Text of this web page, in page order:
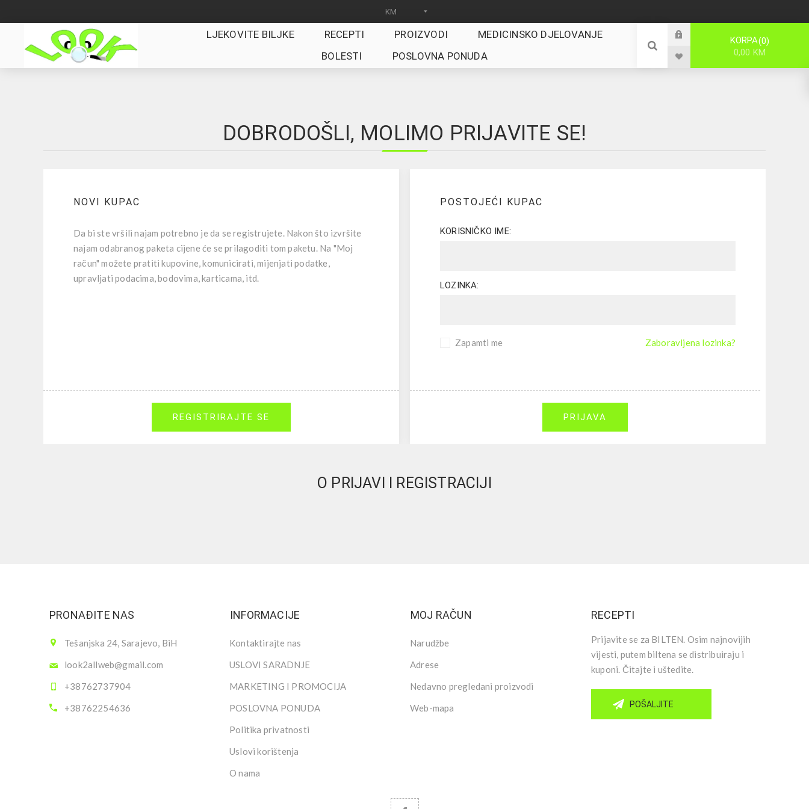
LJEKOVITE BILJKE RECEPTI PROIZVODI
MEDICINSKO DJELOVANJE
BOLESTI
POSLOVNA PONUDA
KORPA 0
0,00 KM
DOBRODOŠLI, MOLIMO PRIJAVITE SE!
NOVI KUPAC
Da bi ste vršili najam potrebno je da se registrujete. Nakon što izvršite
najam odabranog paketa cijene će se prilagoditi tom paketu. Na "Moj
račun" možete pratiti kupovine, komunicirati, mijenjati podatke,
upravljati podacima, bodovima, karticama, itd.
REGISTRIRAJTE SE
POSTOJEĆI KUPAC
KORISNIČKO IME:
LOZINKA:
Zapamti me Zaboravljena lozinka?
PRIJAVA
O PRIJAVI I REGISTRACIJI
PRONAĐITE NAS
Tešanjska 24, Sarajevo, BiH
look2allweb@gmail.com
+38762737904
+38762254636
INFORMACIJE
Kontaktirajte nas
USLOVI SARADNJE
MARKETING I PROMOCIJA
POSLOVNA PONUDA
Politika privatnosti
Uslovi korištenja
O nama
MOJ RAČUN
Narudžbe
Adrese
Nedavno pregledani proizvodi
Web-mapa
RECEPTI
Prijavite se za BILTEN. Osim najnovijih
vijesti, putem biltena se distribuiraju i
kuponi. Čitajte i uštedite.
POŠALJITE